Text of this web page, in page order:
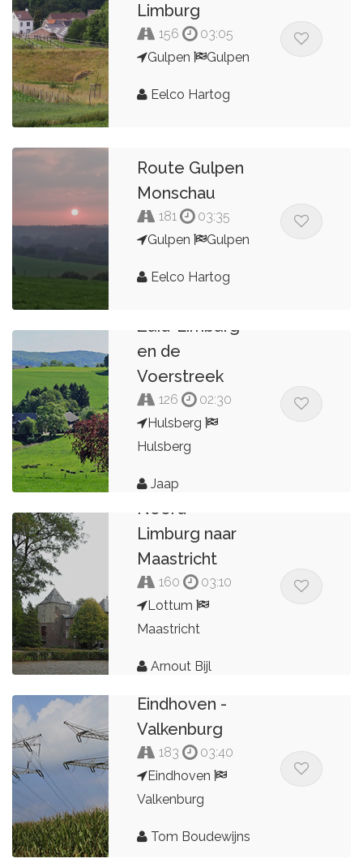
Limburg
156
03:05
Gulpen
Gulpen
Eelco Hartog
Route Gulpen
Monschau
181
03:35
Gulpen
Gulpen
Eelco Hartog
Zuid-Limburg
en de
Voerstreek
126
02:30
Hulsberg
Hulsberg
Jaap
Noord-
Limburg naar
Maastricht
160
03:10
Lottum
Maastricht
Arnout Bijl
Eindhoven -
Valkenburg
183
03:40
Eindhoven
Valkenburg
Tom Boudewijns